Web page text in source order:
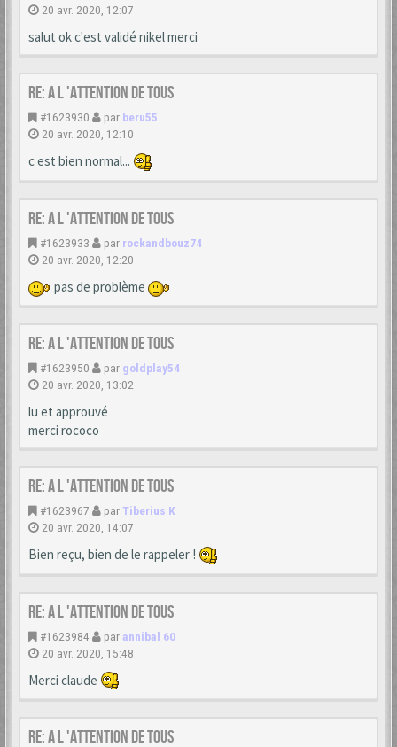
20 avr. 2020, 12:07
salut ok c'est validé nikel merci
Re: A L 'ATTENTION DE TOUS
#1623930 par beru55
20 avr. 2020, 12:10
c est bien normal...
Re: A L 'ATTENTION DE TOUS
#1623933 par rockandbouz74
20 avr. 2020, 12:20
pas de problème
Re: A L 'ATTENTION DE TOUS
#1623950 par goldplay54
20 avr. 2020, 13:02
lu et approuvé
merci rococo
Re: A L 'ATTENTION DE TOUS
#1623967 parTiberius K
20 avr. 2020, 14:07
Bien reçu, bien de le rappeler !
Re: A L 'ATTENTION DE TOUS
#1623984 par annibal 60
20 avr. 2020, 15:48
Merci claude
Re: A L 'ATTENTION DE TOUS